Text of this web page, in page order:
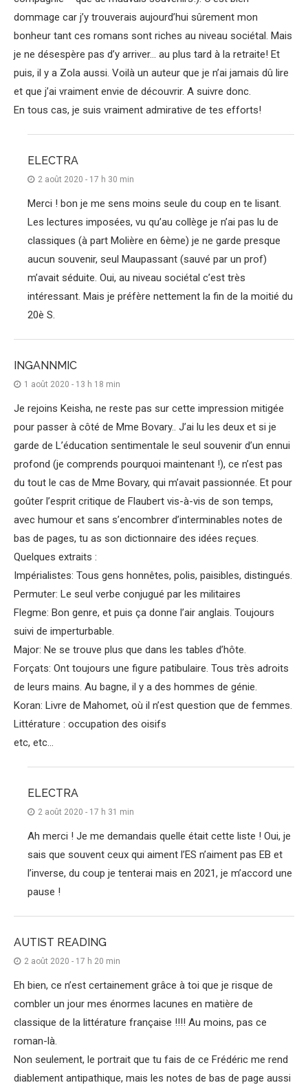
dommage car j’y trouverais aujourd’hui sûrement mon
bonheur tant ces romans sont riches au niveau sociétal. Mais
je ne désespère pas d’y arriver… au plus tard à la retraite! Et
puis, il y a Zola aussi. Voilà un auteur que je n’ai jamais dû lire
et que j’ai vraiment envie de découvrir. A suivre donc.
En tous cas, je suis vraiment admirative de tes efforts!
ELECTRA
2 août 2020 - 17 h 30 min
Merci ! bon je me sens moins seule du coup en te lisant.
Les lectures imposées, vu qu’au collège je n’ai pas lu de
classiques (à part Molière en 6ème) je ne garde presque
aucun souvenir, seul Maupassant (sauvé par un prof)
m’avait séduite. Oui, au niveau sociétal c’est très
intéressant. Mais je préfère nettement la fin de la moitié du
20è S.
INGANNMIC
1 août 2020 - 13 h 18 min
Je rejoins Keisha, ne reste pas sur cette impression mitigée
pour passer à côté de Mme Bovary.. J’ai lu les deux et si je
garde de L’éducation sentimentale le seul souvenir d’un ennui
profond (je comprends pourquoi maintenant !), ce n’est pas
du tout le cas de Mme Bovary, qui m’avait passionnée. Et pour
goûter l’esprit critique de Flaubert vis-à-vis de son temps,
avec humour et sans s’encombrer d’interminables notes de
bas de pages, tu as son dictionnaire des idées reçues.
Quelques extraits :
Impérialistes: Tous gens honnêtes, polis, paisibles, distingués.
Permuter: Le seul verbe conjugué par les militaires
Flegme: Bon genre, et puis ça donne l’air anglais. Toujours
suivi de imperturbable.
Major: Ne se trouve plus que dans les tables d’hôte.
Forçats: Ont toujours une figure patibulaire. Tous très adroits
de leurs mains. Au bagne, il y a des hommes de génie.
Koran: Livre de Mahomet, où il n’est question que de femmes.
Littérature : occupation des oisifs
etc, etc…
ELECTRA
2 août 2020 - 17 h 31 min
Ah merci ! Je me demandais quelle était cette liste ! Oui, je
sais que souvent ceux qui aiment l’ES n’aiment pas EB et
l’inverse, du coup je tenterai mais en 2021, je m’accord une
pause !
AUTIST READING
2 août 2020 - 17 h 20 min
Eh bien, ce n’est certainement grâce à toi que je risque de
combler un jour mes énormes lacunes en matière de
classique de la littérature française !!!! Au moins, pas ce
roman-là.
Non seulement, le portrait que tu fais de ce Frédéric me rend
diablement antipathique, mais les notes de bas de page aussi